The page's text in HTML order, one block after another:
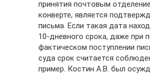
принятия почтовым
конверте, является
письма. Если такая дата
10-дневного срока, даже при
фактическом поступлении
суда срок считается
пример. Костин А.В. был